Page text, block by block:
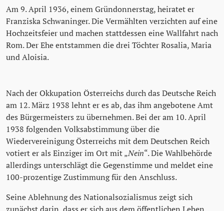
Am 9. April 1936, einem Gründonnerstag, heiratet er
Franziska Schwaninger. Die Vermählten verzichten auf eine
Hochzeitsfeier und machen stattdessen eine Wallfahrt nach
Rom. Der Ehe entstammen die drei Töchter Rosalia, Maria
und Aloisia.
Nach der Okkupation Österreichs durch das Deutsche Reich
am 12. März 1938 lehnt er es ab, das ihm angebotene Amt
des Bürgermeisters zu übernehmen. Bei der am 10. April
1938 folgenden Volksabstimmung über die
Wiedervereinigung Österreichs mit dem Deutschen Reich
votiert er als Einziger im Ort mit „Nein“. Die Wahlbehörde
allerdings unterschlägt die Gegenstimme und meldet eine
100-prozentige Zustimmung für den Anschluss.
Seine Ablehnung des Nationalsozialismus zeigt sich